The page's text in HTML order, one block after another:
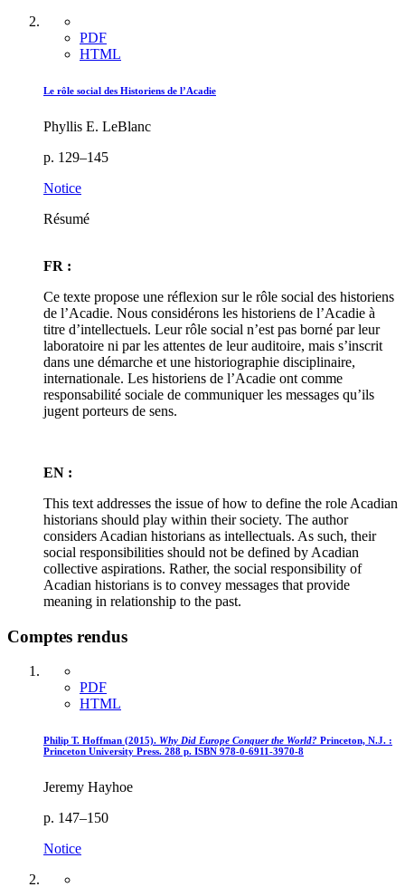
PDF
HTML
Le rôle social des Historiens de l’Acadie
Phyllis E. LeBlanc
p. 129–145
Notice
Résumé
FR :
Ce texte propose une réflexion sur le rôle social des historiens
de l’Acadie. Nous considérons les historiens de l’Acadie à
titre d’intellectuels. Leur rôle social n’est pas borné par leur
laboratoire ni par les attentes de leur auditoire, mais s’inscrit
dans une démarche et une historiographie disciplinaire,
internationale. Les historiens de l’Acadie ont comme
responsabilité sociale de communiquer les messages qu’ils
jugent porteurs de sens.
EN :
This text addresses the issue of how to define the role Acadian
historians should play within their society. The author
considers Acadian historians as intellectuals. As such, their
social responsibilities should not be defined by Acadian
collective aspirations. Rather, the social responsibility of
Acadian historians is to convey messages that provide
meaning in relationship to the past.
Comptes rendus
PDF
HTML
Philip T. Hoffman (2015). Why Did Europe Conquer the World? Princeton, N.J. :
Princeton University Press. 288 p. ISBN 978-0-6911-3970-8
Jeremy Hayhoe
p. 147–150
Notice